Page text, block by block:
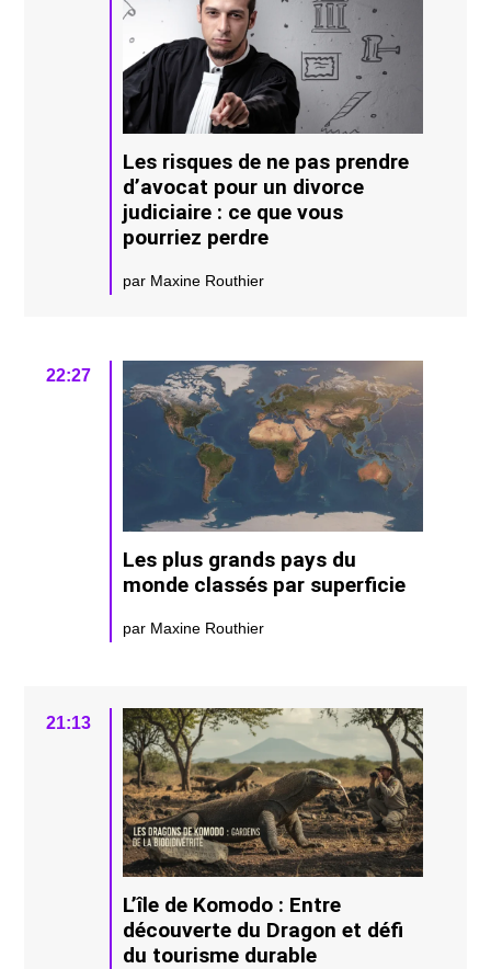
Les risques de ne pas prendre
d’avocat pour un divorce
judiciaire : ce que vous
pourriez perdre
par Maxine Routhier
22:27
Les plus grands pays du
monde classés par superficie
par Maxine Routhier
21:13
L’île de Komodo : Entre
découverte du Dragon et défi
du tourisme durable